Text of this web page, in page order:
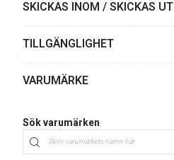
SKICKAS INOM / SKICKAS UT
TILLGÄNGLIGHET
VARUMÄRKE
Sök varumärken